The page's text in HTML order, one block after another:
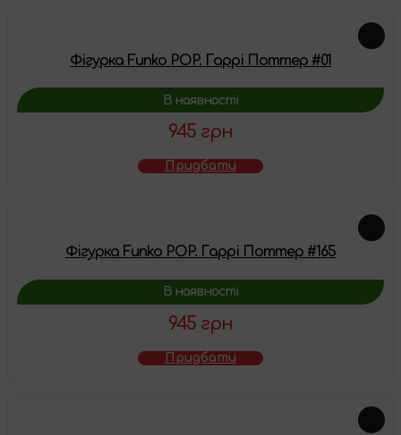
Фігурка Funko POP. Гаррі Поттер #01
В наявності
945 грн
Придбати
Фігурка Funko POP. Гаррі Поттер #165
В наявності
945 грн
Придбати